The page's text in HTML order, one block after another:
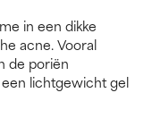
in een dikke
acne. Vooral
de poriën
lichtgewicht gel